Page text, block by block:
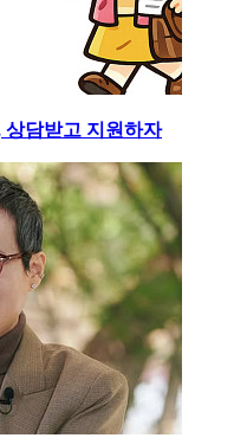
담받고 지원하자